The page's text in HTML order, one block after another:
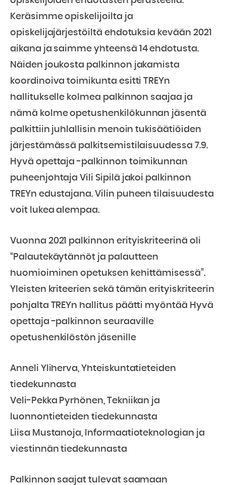
Keräsimme opiskelijoilta ja
opiskelijajärjestöiltä ehdotuksia kevään 2021
aikana ja saimme yhteensä 14 ehdotusta.
Näiden joukosta palkinnon jakamista
koordinoiva toimikunta esitti TREYn
hallitukselle kolmea palkinnon saajaa ja
nämä kolme opetushenkilökunnan jäsentä
palkittiin juhlallisin menoin tukisäätiöiden
järjestämässä palkitsemistilaisuudessa 7.9.
Hyvä opettaja -palkinnon toimikunnan
puheenjohtaja Vili Sipilä jakoi palkinnon
TREYn edustajana. Vilin puheen tilaisuudesta
voit lukea alempaa.
Vuonna 2021 palkinnon erityiskriteerinä oli
“Palautekäytännöt ja palautteen
huomioiminen opetuksen kehittämisessä”.
Yleisten kriteerien sekä tämän erityiskriteerin
pohjalta TREYn hallitus päätti myöntää Hyvä
opettaja -palkinnon seuraaville
opetushenkilöstön jäsenille
Anneli Yliherva, Yhteiskuntatieteiden
tiedekunnasta
Veli-Pekka Pyrhönen, Tekniikan ja
luonnontieteiden tiedekunnasta
Liisa Mustanoja, Informaatioteknologian ja
viestinnän tiedekunnasta
Palkinnon saajat tulevat saamaan